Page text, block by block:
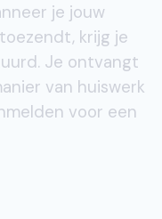
je jouw
krijg je
Je ontvangt
van huiswerk
voor een